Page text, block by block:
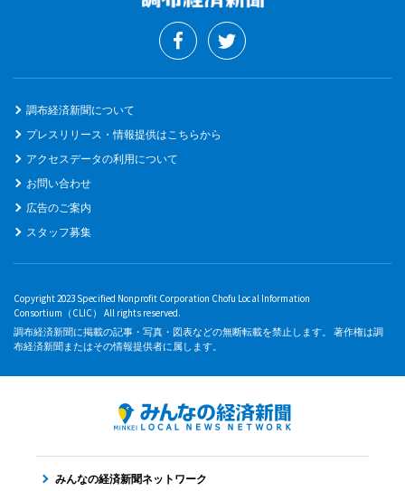
調布経済新聞について
プレスリリース・情報提供はこちらから
アクセスデータの利用について
お問い合わせ
広告のご案内
スタッフ募集
Copyright 2023 Specified Nonprofit Corporation Chofu Local Information
Consortium（CLIC） All rights reserved.
調布経済新聞に掲載の記事・写真・図表などの無断転載を禁止します。 著作権は調
布経済新聞またはその情報提供者に属します。
みんなの経済新聞ネットワーク